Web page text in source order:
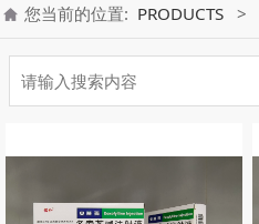
您当前的位置: PRODUCTS >